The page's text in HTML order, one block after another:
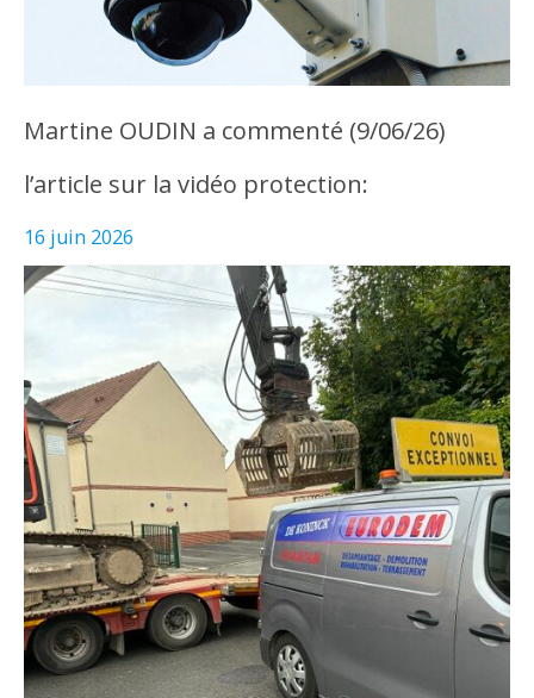
Martine OUDIN a commenté (9/06/26)
l’article sur la vidéo protection:
16 juin 2026